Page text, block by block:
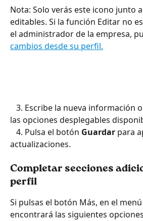
Nota: Solo verás este icono junto
editables. Si la función Editar no
el administrador de la empresa,
cambios desde su perfil.
las opciones desplegables
   4. Pulsa el botón
Guardar para
actualizaciones.
Completar secciones
perfil
Si pulsas el botón Más, en el
encontrará las siguientes